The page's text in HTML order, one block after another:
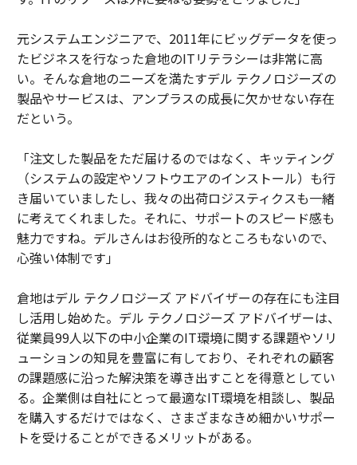
元システムエンジニアで、2011年にビッグデータを使っ
たビジネスを行なった倉地のITリテラシーは非常に高
い。そんな倉地のニーズを満たすデル テクノロジーズの
製品やサービスは、アンプラスの成長に欠かせない存在
だという。
「注文した製品をただ届けるのではなく、キッティング
（システムの設定やソフトウエアのインストール）も行
き届いていましたし、我々の出荷ロジスティクスも一緒
に考えてくれました。それに、サポートのスピード感も
魅力ですね。デルさんはお役所的なところもないので、
心強い体制です」
倉地はデル テクノロジーズ アドバイザーの存在にも注目
し活用し始めた。デル テクノロジーズ アドバイザーは、
従業員99人以下の中小企業のIT環境に関する課題やソリ
ューションの知見を豊富に有しており、それぞれの顧客
の課題感に沿った解決策を導き出すことを得意としてい
る。企業側は自社にとって最適なIT環境を相談し、製品
を購入するだけではなく、さまざまなきめ細かいサポー
トを受けることができるメリットがある。